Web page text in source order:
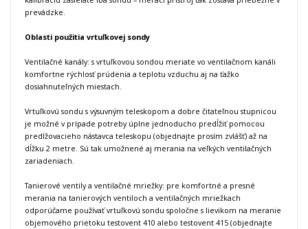
prevádzke.
Oblasti použitia vrtuľkovej sondy
Ventilačné kanály: s vrtuľkovou sondou meriate vo ventilačnom kanáli
komfortne rýchlosť prúdenia a teplotu vzduchu aj na ťažko
dosiahnuteľných miestach.
Vrtuľkovú sondu s výsuvným teleskopom a dobre čitateľnou stupnicou
je možné v prípade potreby úplne jednoducho predĺžiť pomocou
predlžovacieho nástavca teleskopu (objednajte prosím zvlášť) až na
dĺžku 2 metre. Sú tak umožnené aj merania na veľkých ventilačných
zariadeniach.
Tanierové ventily a ventilačné mriežky: pre komfortné a presné
merania na tanierových ventiloch a ventilačných mriežkach
odporúčame používať vrtuľkovú sondu spoločne s lievikom na meranie
objemového prietoku testovent 410 alebo testovent 415 (objednajte